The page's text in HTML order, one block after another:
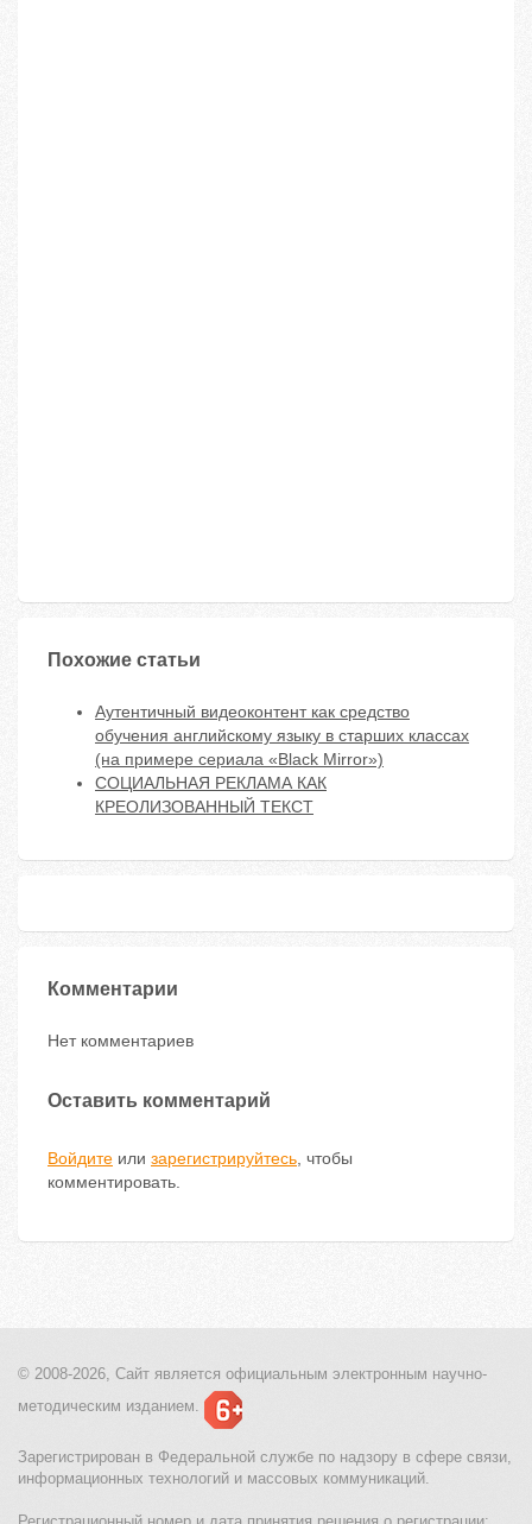
Похожие статьи
Аутентичный видеоконтент как средство
обучения английскому языку в старших классах
(на примере сериала «Black Mirror»)
СОЦИАЛЬНАЯ РЕКЛАМА КАК
КРЕОЛИЗОВАННЫЙ ТЕКСТ
Комментарии
Нет комментариев
Оставить комментарий
Войдите или зарегистрируйтесь, чтобы
комментировать.
© 2008-2026, Сайт является официальным электронным научно-
методическим изданием.
Зарегистрирован в Федеральной службе по надзору в сфере связи,
информационных технологий и массовых коммуникаций.